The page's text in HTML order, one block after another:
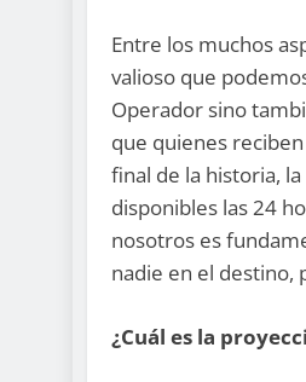
Entre los muchos
valioso que
Operador sino
que quienes
final de la historia,
disponibles las 24
nosotros es
nadie en el destino,
¿Cuál es la